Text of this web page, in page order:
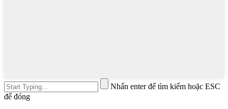
Nhấn enter để tìm kiếm hoặc ESC
để đóng